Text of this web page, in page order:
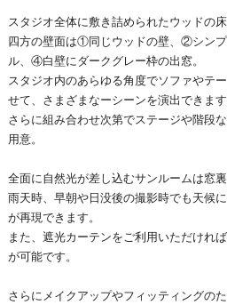
スタジオ全体に敷き詰められたウッドの床
四方の壁面は①同じウッドの壁、②シン
ル、④白壁にダークグレー枠の出窓。
スタジオ内のあらゆる角度でソファやテ
せて、さまざまなーシーンを演出できます
さらに組み合わせ次第でステージや階段
用意。
全面に自然光が差し込むサンルームは窓
雨天時、早朝や日没後の撮影時でも天候
が再現できます。
また、遮光カーテンをご利用いただけれ
が可能です。
さらにメイクアップやフィッティングの